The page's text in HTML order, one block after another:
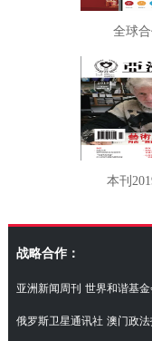
全球
本刊
战略合作：
亚洲新闻周刊 世界和谐基金
俄罗斯卫星通讯社 澳门政法